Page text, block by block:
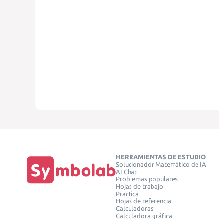
HERRAMIENTAS DE ESTUDIO
Solucionador Matemático de IA
AI Chat
Problemas populares
Hojas de trabajo
Practica
Hojas de referencia
Calculadoras
Calculadora gráfica